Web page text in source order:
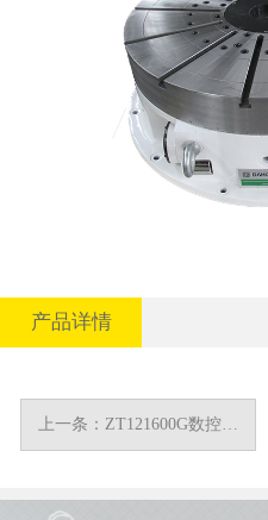
产品详情
上一条：ZT121600G数控转